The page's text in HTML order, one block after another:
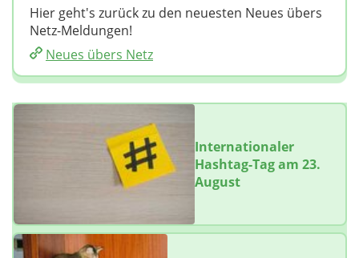
Hier geht's zurück zu den neuesten Neues übers
Netz-Meldungen!
Neues übers Netz
Internationaler
Hashtag-Tag am 23.
August